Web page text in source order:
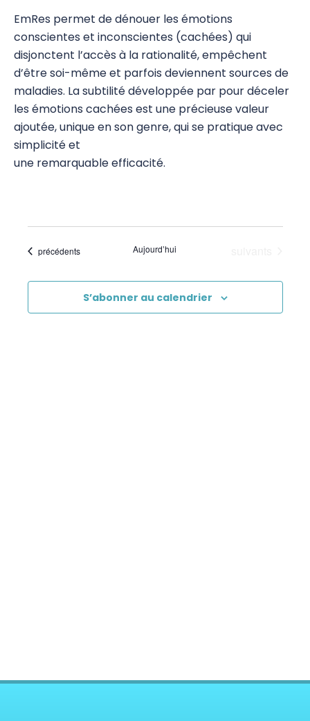
EmRes permet de dénouer les émotions
conscientes et inconscientes (cachées) qui
disjonctent l’accès à la rationalité, empêchent
d’être soi-même et parfois deviennent sources de
maladies. La subtilité développée par pour déceler
les émotions cachées est une précieuse valeur
ajoutée, unique en son genre, qui se pratique avec
simplicité et
une remarquable efficacité.
Évènements
précédents Aujourd’hui
S’abonner au calendrier